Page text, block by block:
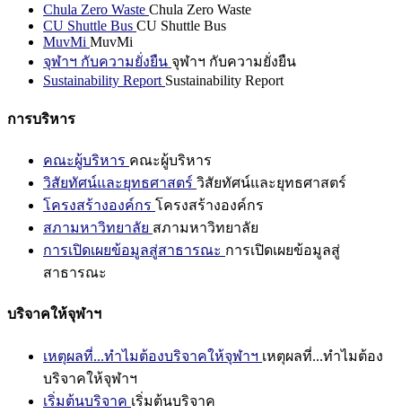
Chula Zero Waste Chula Zero Waste
CU Shuttle Bus CU Shuttle Bus
MuvMi MuvMi
จุฬาฯ กับความยั่งยืน จุฬาฯ กับความยั่งยืน
Sustainability Report Sustainability Report
การบริหาร
คณะผู้บริหาร คณะผู้บริหาร
วิสัยทัศน์และยุทธศาสตร์ วิสัยทัศน์และยุทธศาสตร์
โครงสร้างองค์กร โครงสร้างองค์กร
สภามหาวิทยาลัย สภามหาวิทยาลัย
การเปิดเผยข้อมูลสู่สาธารณะ การเปิดเผยข้อมูลสู่
สาธารณะ
บริจาคให้จุฬาฯ
เหตุผลที่...ทำไมต้องบริจาคให้จุฬาฯ เหตุผลที่...ทำไมต้อง
บริจาคให้จุฬาฯ
เริ่มต้นบริจาค เริ่มต้นบริจาค